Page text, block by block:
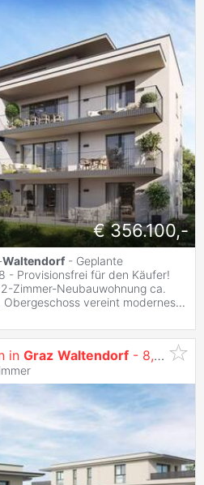
€ 356.100,-
Waltendorf - Geplante
- Provisionsfrei für den Käufer!
Zimmer-Neubauwohnung ca.
vereint modernes...
in Graz Waltendorf - 8,5% Baustartaktion!